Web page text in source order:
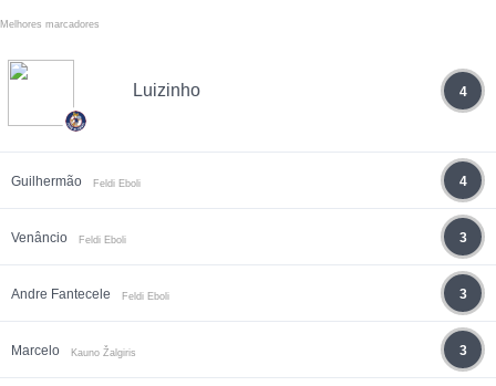
Melhores marcadores
Luizinho 4
Guilhermão Feldi Eboli 4
Venâncio Feldi Eboli 3
Andre Fantecele Feldi Eboli 3
Marcelo Kauno Žalgiris 3